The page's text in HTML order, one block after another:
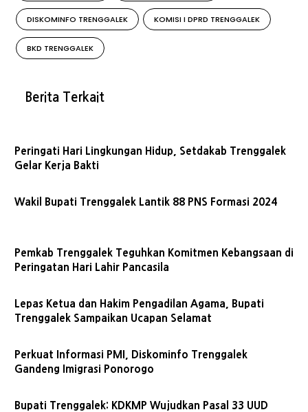
DISKOMINFO TRENGGALEK KOMISI I DPRD TRENGGALEK
BKD TRENGGALEK
Berita Terkait
Peringati Hari Lingkungan Hidup, Setdakab Trenggalek
Gelar Kerja Bakti
Wakil Bupati Trenggalek Lantik 88 PNS Formasi 2024
Pemkab Trenggalek Teguhkan Komitmen Kebangsaan di
Peringatan Hari Lahir Pancasila
Lepas Ketua dan Hakim Pengadilan Agama, Bupati
Trenggalek Sampaikan Ucapan Selamat
Perkuat Informasi PMI, Diskominfo Trenggalek
Gandeng Imigrasi Ponorogo
Bupati Trenggalek: KDKMP Wujudkan Pasal 33 UUD